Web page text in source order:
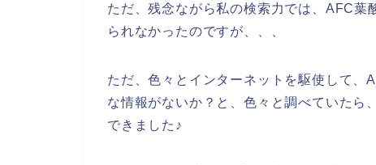
ただ、残念ながら私の検索力では、AFC葉
られなかったのですが、、、
ただ、色々とインターネットを駆使して、
な情報がないか？と、色々と調べていたら
できました♪